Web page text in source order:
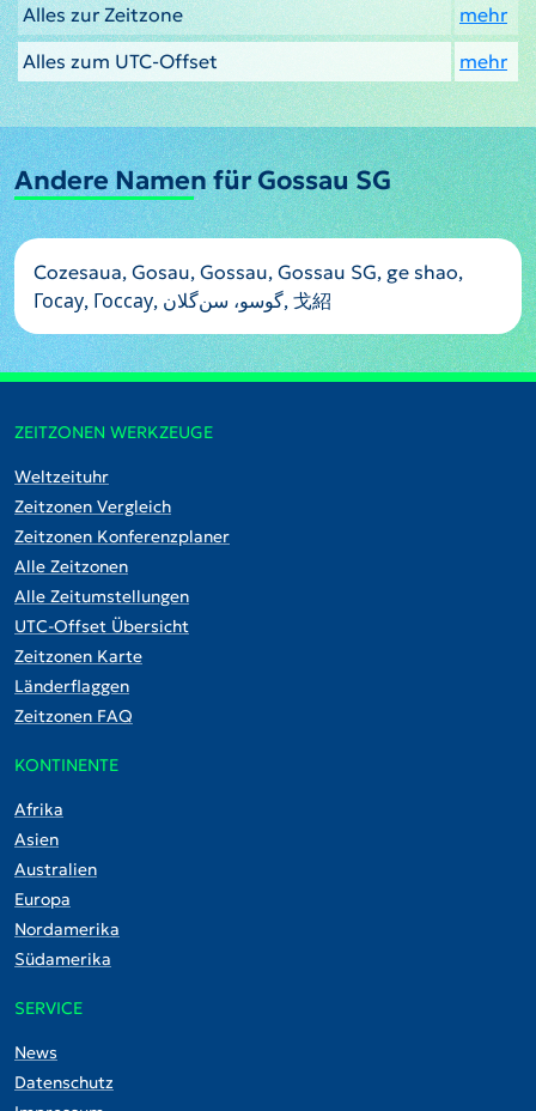
Alles zur Zeitzone
mehr
Alles zum UTC-Offset
mehr
Andere Namen für Gossau SG
Cozesaua, Gosau, Gossau, Gossau SG, ge shao,
Госау, Госсау, گوسو، سن‌گلان, 戈紹
ZEITZONEN WERKZEUGE
Weltzeituhr
Zeitzonen Vergleich
Zeitzonen Konferenzplaner
Alle Zeitzonen
Alle Zeitumstellungen
UTC-Offset Übersicht
Zeitzonen Karte
Länderflaggen
Zeitzonen FAQ
KONTINENTE
Afrika
Asien
Australien
Europa
Nordamerika
Südamerika
SERVICE
News
Datenschutz